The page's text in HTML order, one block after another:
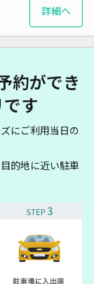
詳細へ
約ができ
す
にご利用当日の
的地に近い駐車